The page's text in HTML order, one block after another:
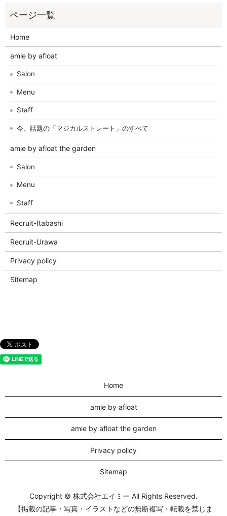
Home
amie by afloat
Salon
Menu
Staff
今、話題の「マジカルストレート」のすべて
amie by afloat the garden
Salon
Menu
Staff
Recruit-Itabashi
Recruit-Urawa
Privacy policy
Sitemap
Home
amie by afloat
amie by afloat the garden
Privacy policy
Sitemap
Copyright © 株式会社エイミー All Rights Reserved.
【掲載の記事・写真・イラストなどの無断複写・転載を禁じま